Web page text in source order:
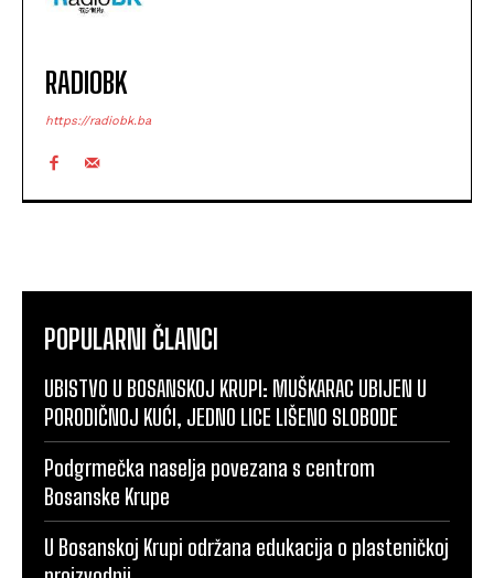
RADIOBK
https://radiobk.ba
POPULARNI ČLANCI
UBISTVO U BOSANSKOJ KRUPI: MUŠKARAC UBIJEN U
PORODIČNOJ KUĆI, JEDNO LICE LIŠENO SLOBODE
Podgrmečka naselja povezana s centrom
Bosanske Krupe
U Bosanskoj Krupi održana edukacija o plasteničkoj